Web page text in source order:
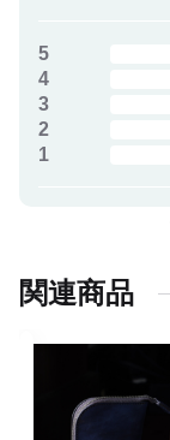
5
4
3
2
1
関連商品